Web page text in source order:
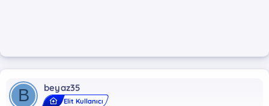
B beyaz35
Elit Kullanıcı